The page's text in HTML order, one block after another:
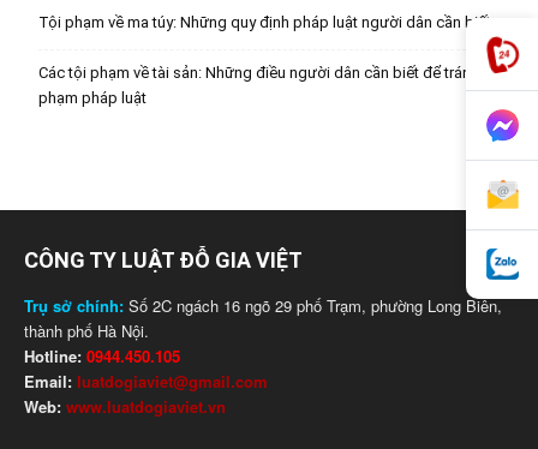
Tội phạm về ma túy: Những quy định pháp luật người dân cần biết
Các tội phạm về tài sản: Những điều người dân cần biết để tránh vi
phạm pháp luật
CÔNG TY LUẬT ĐỖ GIA VIỆT
Trụ sở chính: Số 2C ngách 16 ngõ 29 phố Trạm, phường Long Biên,
thành phố Hà Nội.
Hotline: 0944.450.105
Email: luatdogiaviet@gmail.com
Web: www.luatdogiaviet.vn